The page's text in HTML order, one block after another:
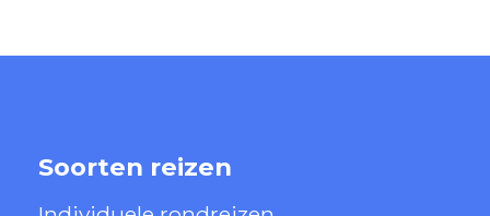
Soorten reizen